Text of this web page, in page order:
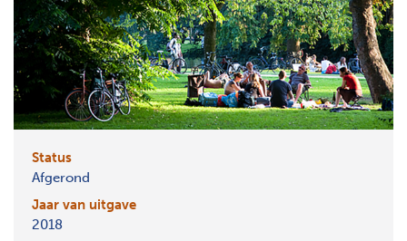
Status
Afgerond
Jaar van uitgave
2018